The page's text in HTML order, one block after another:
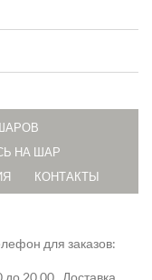
НА ШАР
КОНТАКТЫ
для заказов:
до 20.00. Доставка